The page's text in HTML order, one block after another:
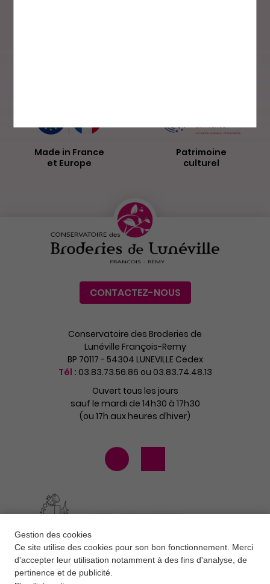
Gestion des cookies
Ce site utilise des cookies pour son bon fonctionnement. Merci
d'accepter leur utilisation notamment à des fins d'analyse, de
pertinence et de publicité.
Made in France
et Europe
Patrimoine
culturel
CONTACTEZ-NOUS
Conservatoire des Broderies de
Lunéville François-Remy
BP 70117 - 54304 LUNEVILLE Cedex
Tél : 03.83.73.56.86 ou 03.83.74.48.13
Ouvert tous les jours
sauf le mardi de 14h30 à 17h30
(ou 17h aux heures d’hiver)